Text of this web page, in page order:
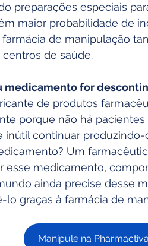
preparações especiais
maior probabilidade de
farmácia de manipulação
de saúde.
medicamento for
de produtos
porque não há
continuar produzindo-
Um
esse medicamento,
ainda precise desse
graças à farmácia de
Manipule na